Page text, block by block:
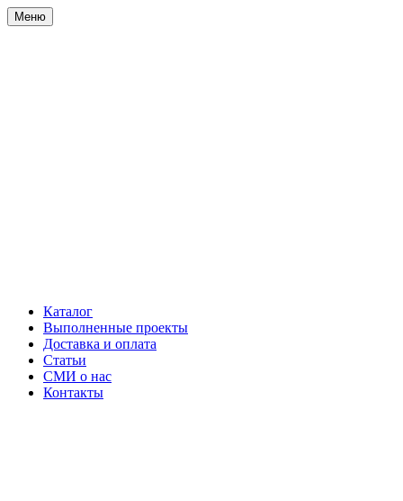
Меню
Каталог
Выполненные проекты
Доставка и оплата
Статьи
СМИ о нас
Контакты